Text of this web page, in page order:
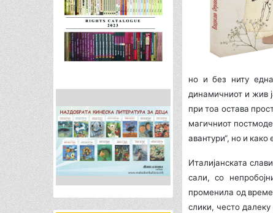
но и без ниту
динамичниот и жив
при тоа остава
магичниот
авантури“, но и
Италијанската
сали, со
променила од
слики, често